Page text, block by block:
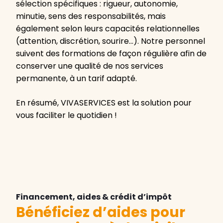
sélection spécifiques : rigueur, autonomie,
minutie, sens des responsabilités, mais
également selon leurs capacités relationnelles
(attention, discrétion, sourire…). Notre personnel
suivent des formations de façon régulière afin de
conserver une qualité de nos services
permanente, à un tarif adapté.
En résumé, VIVASERVICES est la solution pour
vous faciliter le quotidien !
Financement, aides & crédit d’impôt
Bénéficiez d’aides pour